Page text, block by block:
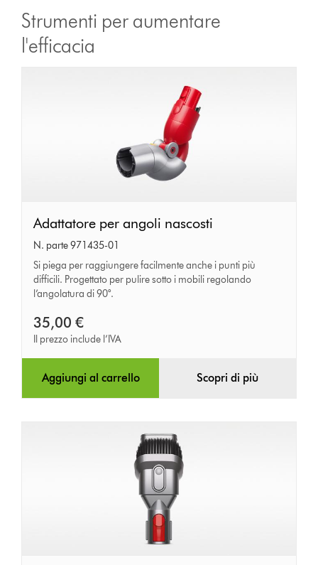
Strumenti per aumentare
l'efficacia
Adattatore
per
angoli
nascosti
Adattatore per angoli nascosti
N. parte 971435-01
Si piega per raggiungere facilmente anche i punti più
difficili. Progettato per pulire sotto i mobili regolando
l’angolatura di 90°.
35,00 €
Il prezzo include l’IVA
Aggiungi al carrello Scopri di più